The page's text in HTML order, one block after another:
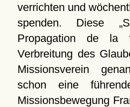
verrichten und
spenden. Diese
Propagation de la
Verbreitung des
Missionsverein
schon eine
Missionsbewegung